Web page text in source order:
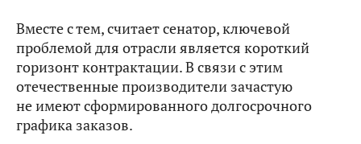
Вместе с тем, считает сенатор, ключевой
проблемой для отрасли является короткий
горизонт контрактации. В связи с этим
отечественные производители зачастую
не имеют сформированного долгосрочного
графика заказов.